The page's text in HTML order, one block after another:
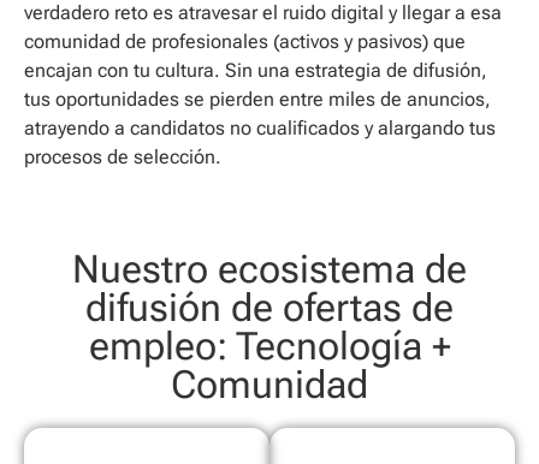
verdadero reto es atravesar el ruido digital y llegar a esa
comunidad de profesionales (activos y pasivos) que
encajan con tu cultura. Sin una estrategia de difusión,
tus oportunidades se pierden entre miles de anuncios,
atrayendo a candidatos no cualificados y alargando tus
procesos de selección.
Nuestro ecosistema de
difusión de ofertas de
empleo: Tecnología +
Comunidad